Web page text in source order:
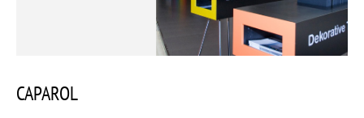
КОНТАКТ
CAPAROL